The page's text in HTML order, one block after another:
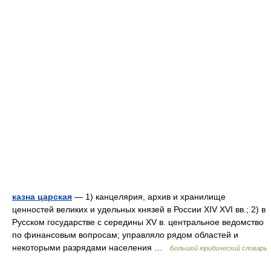
казна царская — 1) канцелярия, архив и хранилище
ценностей великих и удельных князей в России XIV XVI вв.; 2) в
Русском государстве с середины XV в. центральное ведомство
по финансовым вопросам; управляло рядом областей и
некоторыми разрядами населения …
Большой юридический словарь